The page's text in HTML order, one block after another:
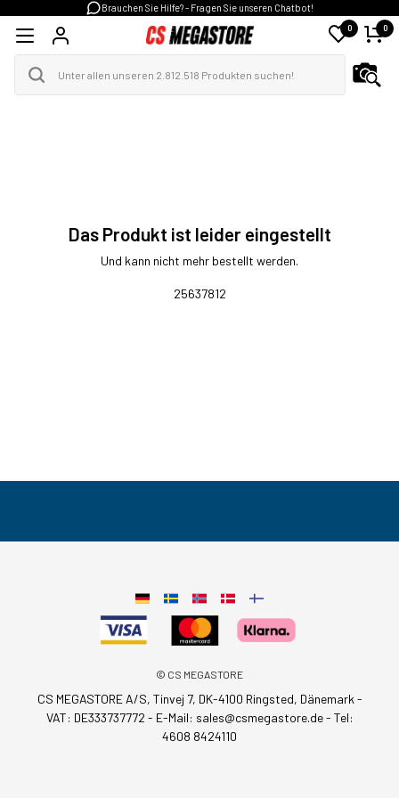
Brauchen Sie Hilfe? - Fragen Sie unseren Chatbot!
0 0
Das Produkt ist leider eingestellt
Und kann nicht mehr bestellt werden.
25637812
© CS MEGASTORE
CS MEGASTORE A/S, Tinvej 7, DK-4100 Ringsted, Dänemark -
VAT: DE333737772 - E-Mail: sales@csmegastore.de- Tel:
4608 8424110